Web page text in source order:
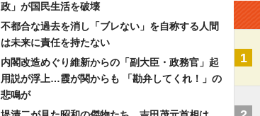
政」が国民生活を破壊
不都合な過去を消し「ブレない」を自称する人間
は未来に責任を持たない
内閣改造めぐり維新からの「副大臣・政務官」起
用説が浮上…霞が関からも 「勘弁してくれ！」の
悲鳴が
1